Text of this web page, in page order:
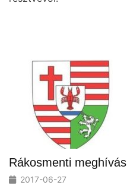
Rákosmenti meghívás
2017-06-27